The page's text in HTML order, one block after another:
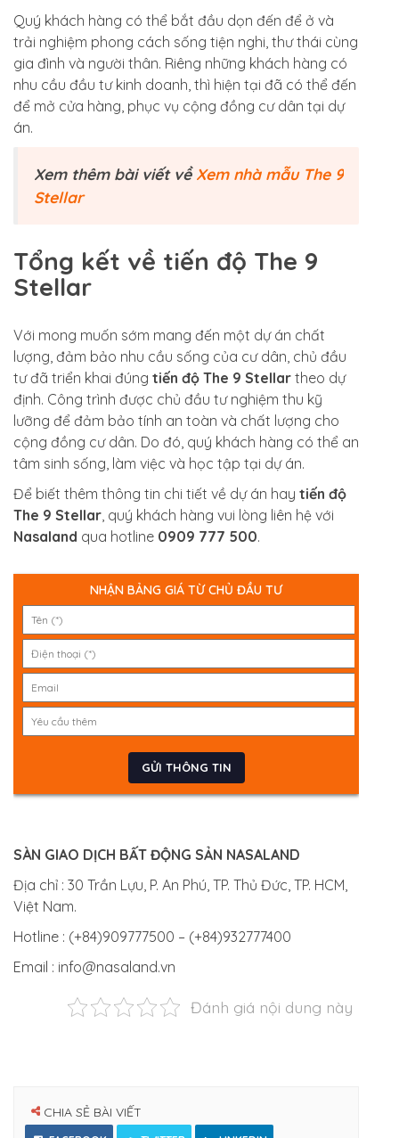
Quý khách hàng có thể bắt đầu dọn đến để ở và
trải nghiệm phong cách sống tiện nghi, thư thái cùng
gia đình và người thân. Riêng những khách hàng có
nhu cầu đầu tư kinh doanh, thì hiện tại đã có thể đến
để mở cửa hàng, phục vụ cộng đồng cư dân tại dự
án.
Xem thêm bài viết vềXem nhà mẫu The 9
Stellar
Tổng kết về tiến độ The 9
Stellar
Với mong muốn sớm mang đến một dự án chất
lượng, đảm bảo nhu cầu sống của cư dân, chủ đầu
tư đã triển khai đúng tiến độ The 9 Stellar theo dự
định. Công trình được chủ đầu tư nghiệm thu kỹ
lưỡng để đảm bảo tính an toàn và chất lượng cho
cộng đồng cư dân. Do đó, quý khách hàng có thể an
tâm sinh sống, làm việc và học tập tại dự án.
Để biết thêm thông tin chi tiết về dự án hay tiến độ
The 9 Stellar, quý khách hàng vui lòng liên hệ với
Nasaland qua hotline 0909 777 500.
NHẬN BẢNG GIÁ TỪ CHỦ ĐẦU TƯ
SÀN GIAO DỊCH BẤT ĐỘNG SẢN NASALAND
Địa chỉ : 30 Trần Lựu, P. An Phú, TP. Thủ Đức, TP. HCM,
Việt Nam.
Hotline : (+84)909777500 – (+84)932777400
Email : info@nasaland.vn
Đánh giá nội dung này
CHIA SẺ BÀI VIẾT